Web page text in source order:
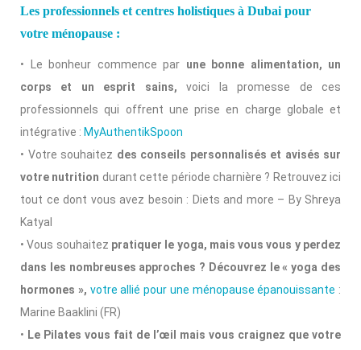
Les professionnels et centres holistiques à Dubai pour
votre ménopause :
• Le bonheur commence par une bonne alimentation, un
corps et un esprit sains, voici la promesse de ces
professionnels qui offrent une prise en charge globale et
intégrative : MyAuthentikSpoon
• Votre souhaitez des conseils personnalisés et avisés sur
votre nutrition durant cette période charnière ? Retrouvez ici
tout ce dont vous avez besoin : Diets and more – By Shreya
Katyal
• Vous souhaitez pratiquer le yoga, mais vous vous y perdez
dans les nombreuses approches ? Découvrez le « yoga des
hormones », votre allié pour une ménopause épanouissante :
Marine Baaklini (FR)
• Le Pilates vous fait de l’œil mais vous craignez que votre